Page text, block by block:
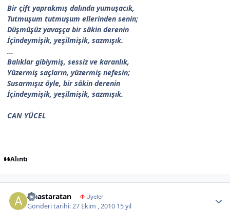
Bir çift yaprakmış dalında yumuşacık,
Tutmuşum tutmuşum ellerinden senin;
Düşmüşüz yavaşça bir sâkin derenin
İçindeymişik, yeşilmişik, sazmışık.
...
Balıklar gibiymiş, sessiz ve karanlık,
Yüzermiş saçların, yüzermiş nefesin;
Susarmışız öyle, bir sâkin derenin
İçindeymişik, yeşilmişik, sazmışık.
CAN YÜCEL
Alıntı
aleastaratan ΦÜyeler
Gönderi tarihi:27 Ekim , 2010 15 yıl